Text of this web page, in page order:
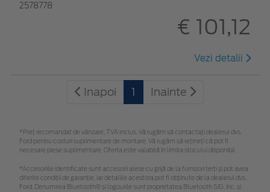
2578778
€ 101,12
Vezi detalii
Inapoi 1 Inainte
*Preţ recomandat de vânzare, TVA inclus. Vă rugăm să contactaţi dealerul dvs.
Ford pentru costuri suplimentare de montare. Vă rugăm să rețineți că pot fi
necesare piese suplimentare. Oferta este valabilă în limita stocului disponibil.
*Accesoriile identificate sunt accesorii alese cu grijă de la furnizori terți și pot avea
diferite condiții de garanție, iar detaliile acestora pot fi obținute de la dealerul dvs.
Ford. Denumirea Bluetooth® și logourile sunt proprietatea Bluetooth SIG, Inc. și